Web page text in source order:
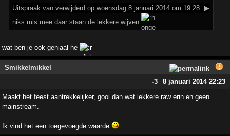
Uitspraak van verwijderd op woensdag 8 januari 2014 om 19:28: ▶
niks mis mee daar staan de lekkere wijven
wat ben je ook geniaal he
Smikkelmikkel
-3
8 januari 2014 22:23
Maakt het feest aantrekkelijker, gooi dan wat lekkere raw erin en geen
mainstream.
Ik vind het een toegevoegde waarde